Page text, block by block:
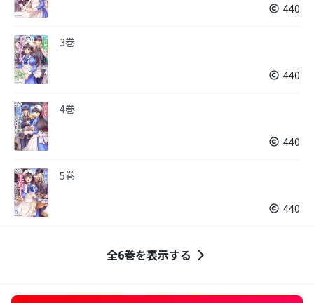
440
3巻
440
4巻
440
5巻
440
全6巻を表示する